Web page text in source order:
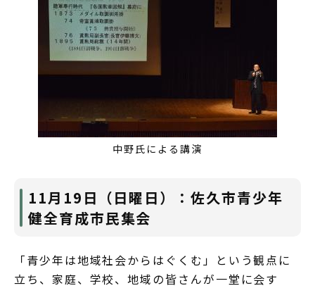
中野氏による講演
11月19日（日曜日）：佐久市青少年
健全育成市民集会
「青少年は地域社会からはぐくむ」という観点に
立ち、家庭、学校、地域の皆さんが一堂に会す